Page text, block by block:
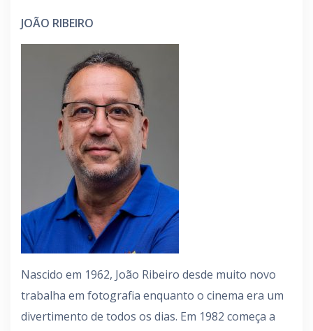
JOÃO RIBEIRO
Nascido em 1962, João Ribeiro desde muito novo
trabalha em fotografia enquanto o cinema era um
divertimento de todos os dias. Em 1982 começa a